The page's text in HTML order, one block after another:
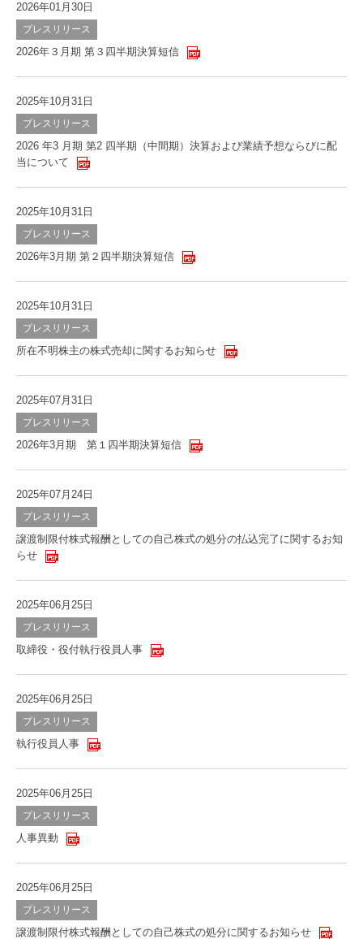
2026年01月30日
プレスリリース
2026年３月期 第３四半期決算短信
2025年10月31日
プレスリリース
2026 年3 月期 第2 四半期（中間期）決算および業績予想ならびに配
当について
2025年10月31日
プレスリリース
2026年3月期 第２四半期決算短信
2025年10月31日
プレスリリース
所在不明株主の株式売却に関するお知らせ
2025年07月31日
プレスリリース
2026年3月期 第１四半期決算短信
2025年07月24日
プレスリリース
譲渡制限付株式報酬としての自己株式の処分の払込完了に関するお知
らせ
2025年06月25日
プレスリリース
取締役・役付執行役員人事
2025年06月25日
プレスリリース
執行役員人事
2025年06月25日
プレスリリース
人事異動
2025年06月25日
プレスリリース
譲渡制限付株式報酬としての自己株式の処分に関するお知らせ